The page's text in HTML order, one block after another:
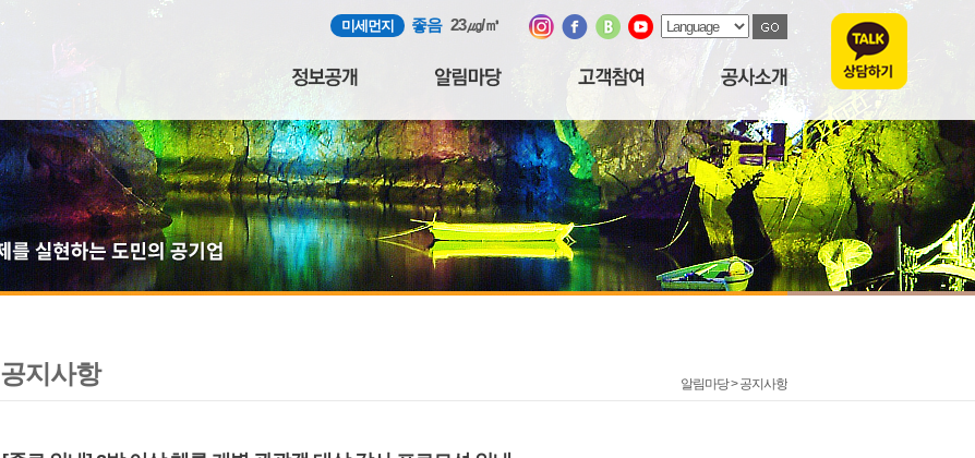
미세먼지 좋음 23㎍/㎥
알림마당 >공지사항
공지사항